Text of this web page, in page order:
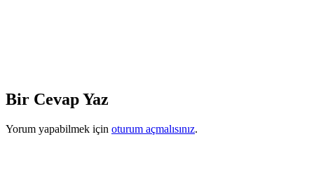
Bir Cevap Yaz
Yorum yapabilmek için oturum açmalısınız.